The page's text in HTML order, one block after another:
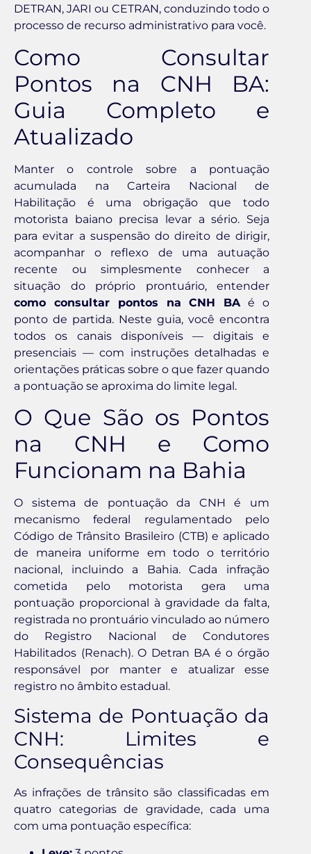
DETRAN, JARI ou CETRAN, conduzindo todo o
processo de recurso administrativo para você.
Como Consultar
Pontos na CNH BA:
Guia Completo e
Atualizado
Manter o controle sobre a pontuação
acumulada na Carteira Nacional de
Habilitação é uma obrigação que todo
motorista baiano precisa levar a sério. Seja
para evitar a suspensão do direito de dirigir,
acompanhar o reflexo de uma autuação
recente ou simplesmente conhecer a
situação do próprio prontuário, entender
como consultar pontos na CNH BA é o
ponto de partida. Neste guia, você encontra
todos os canais disponíveis — digitais e
presenciais — com instruções detalhadas e
orientações práticas sobre o que fazer quando
a pontuação se aproxima do limite legal.
O Que São os Pontos
na CNH e Como
Funcionam na Bahia
O sistema de pontuação da CNH é um
mecanismo federal regulamentado pelo
Código de Trânsito Brasileiro (CTB) e aplicado
de maneira uniforme em todo o território
nacional, incluindo a Bahia. Cada infração
cometida pelo motorista gera uma
pontuação proporcional à gravidade da falta,
registrada no prontuário vinculado ao número
do Registro Nacional de Condutores
Habilitados (Renach). O Detran BA é o órgão
responsável por manter e atualizar esse
registro no âmbito estadual.
Sistema de Pontuação da
CNH: Limites e
Consequências
As infrações de trânsito são classificadas em
quatro categorias de gravidade, cada uma
com uma pontuação específica: